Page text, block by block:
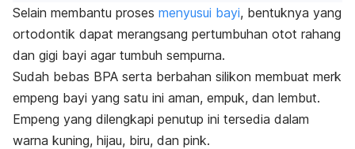
Selain membantu proses menyusui bayi, bentuknya yang
ortodontik dapat merangsang pertumbuhan otot rahang
dan gigi bayi agar tumbuh sempurna.
Sudah bebas BPA serta berbahan silikon membuat merk
empeng bayi yang satu ini aman, empuk, dan lembut.
Empeng yang dilengkapi penutup ini tersedia dalam
warna kuning, hijau, biru, dan pink.